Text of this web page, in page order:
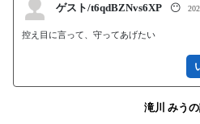
ゲスト/t6qdBZNvs6XP 😶
控え目に言って、守ってあげたい
滝川 みう